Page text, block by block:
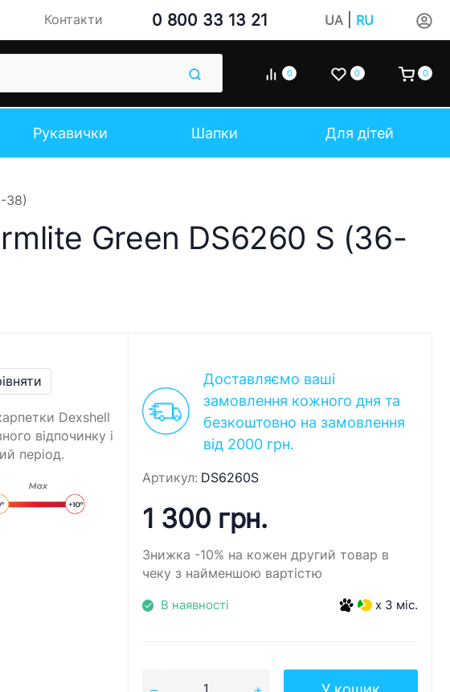
Контакти 0 800 33 13 21 UA| RU
0 0 0
Рукавички Шапки Для дітей
38)
Green DS6260 S (36-
Dexshell
відпочинку і
період.
Доставляємо ваші
замовлення кожного дня та
безкоштовно на замовлення
від 2000 грн.
Артикул: DS6260S
1 300 грн.
Знижка -10% на кожен другий товар в
чеку з найменшою вартістю
В наявності x 3 міс.